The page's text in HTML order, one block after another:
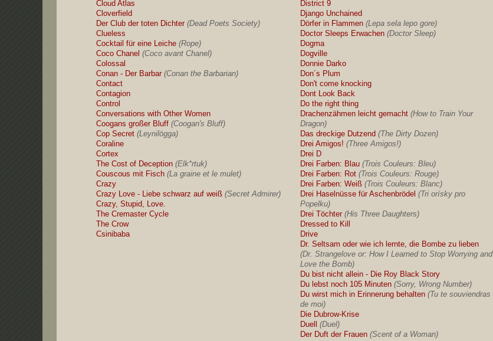
Cloud Atlas
Cloverfield
Der Club der toten Dichter (Dead Poets Society)
Clueless
Cocktail für eine Leiche (Rope)
Coco Chanel (Coco avant Chanel)
Colossal
Conan - Der Barbar (Conan the Barbarian)
Contact
Contagion
Control
Conversations with Other Women
Coogans großer Bluff (Coogan's Bluff)
Cop Secret (Leynilögga)
Coraline
Cortex
The Cost of Deception (Elk*rtuk)
Couscous mit Fisch (La graine et le mulet)
Crazy
Crazy Love - Liebe schwarz auf weiß (Secret Admirer)
Crazy, Stupid, Love.
The Cremaster Cycle
The Crow
Csinibaba
District 9
Django Unchained
Dörfer in Flammen (Lepa sela lepo gore)
Doctor Sleeps Erwachen (Doctor Sleep)
Dogma
Dogville
Donnie Darko
Don´s Plum
Don't come knocking
Dont Look Back
Do the right thing
Drachenzähmen leicht gemacht (How to Train Your
Dragon)
Das dreckige Dutzend (The Dirty Dozen)
Drei Amigos! (Three Amigos!)
Drei D
Drei Farben: Blau (Trois Couleurs: Bleu)
Drei Farben: Rot (Trois Couleurs: Rouge)
Drei Farben: Weiß (Trois Couleurs: Blanc)
Drei Haselnüsse für Aschenbrödel (Tri orísky pro
Popelku)
Drei Töchter (His Three Daughters)
Dressed to Kill
Drive
Dr. Seltsam oder wie ich lernte, die Bombe zu lieben
(Dr. Strangelove or: How I Learned to Stop Worrying and
Love the Bomb)
Du bist nicht allein - Die Roy Black Story
Du lebst noch 105 Minuten (Sorry, Wrong Number)
Du wirst mich in Erinnerung behalten (Tu te souviendras
de moi)
Die Dubrow-Krise
Duell
(Duel)
Der Duft der Frauen (Scent of a Woman)